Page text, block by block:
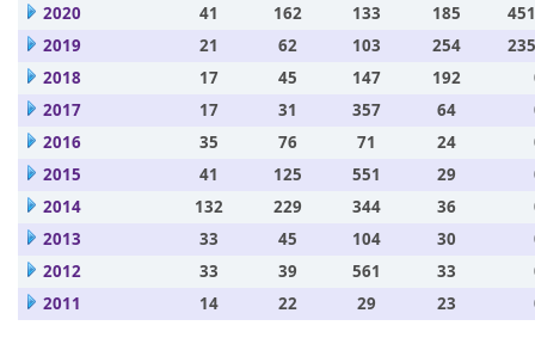
2020
41 162 133 185
2019
21 62 103 254
2018
17 45 147 192
2017
17 31 357 64
2016
35 76 71 24
2015
41 125 551 29
2014
132 229 344 36
2013
33 45 104 30
2012
33 39 561 33
2011
14 22 29 23